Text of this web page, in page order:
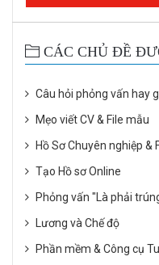
CÁC CHỦ ĐỀ
Câu hỏi phỏng vấn hay
Mẹo viết CV & File mẫu
Hồ Sơ Chuyên nghiệp &
Tạo Hồ sơ Online
Phỏng vấn "Là phải
Lương và Chế độ
Phần mềm & Công cụ